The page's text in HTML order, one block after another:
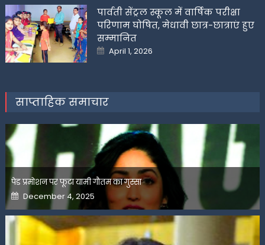
पार्वती सेंट्रल स्कूल में वार्षिक परीक्षा
परिणाम घोषित, मेधावी छात्र-छात्राएं हुए
सम्मानित
Posted
on
April 1, 2026
साप्ताहिक समाचार
पेड प्रमोशन पर फूटा यामी गौतम का गुस्सा
Posted
on
December 4, 2025